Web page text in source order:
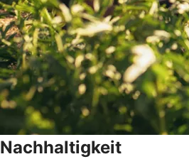
Nachhaltigkeit